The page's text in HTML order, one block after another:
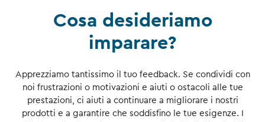
Cosa desideriamo
imparare?
Apprezziamo tantissimo il tuo feedback. Se condividi con
noi frustrazioni o motivazioni e aiuti o ostacoli alle tue
prestazioni, ci aiuti a continuare a migliorare i nostri
prodotti e a garantire che soddisfino le tue esigenze. I